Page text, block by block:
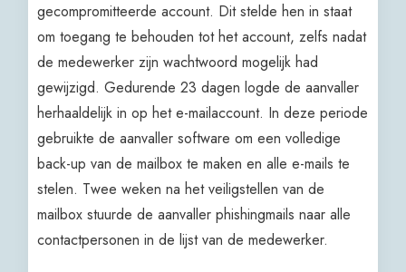
gecompromitteerde account. Dit stelde hen in staat
om toegang te behouden tot het account, zelfs nadat
de medewerker zijn wachtwoord mogelijk had
gewijzigd. Gedurende 23 dagen logde de aanvaller
herhaaldelijk in op het e-mailaccount. In deze periode
gebruikte de aanvaller software om een volledige
back-up van de mailbox te maken en alle e-mails te
stelen. Twee weken na het veiligstellen van de
mailbox stuurde de aanvaller phishingmails naar alle
contactpersonen in de lijst van de medewerker.